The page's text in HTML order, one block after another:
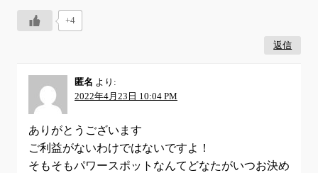
+4
返信
匿名 より:
2022年4月23日 10:04 PM
ありがとうございます
ご利益がないわけではないですよ！
そもそもパワースポットなんてどなたがいつお決め